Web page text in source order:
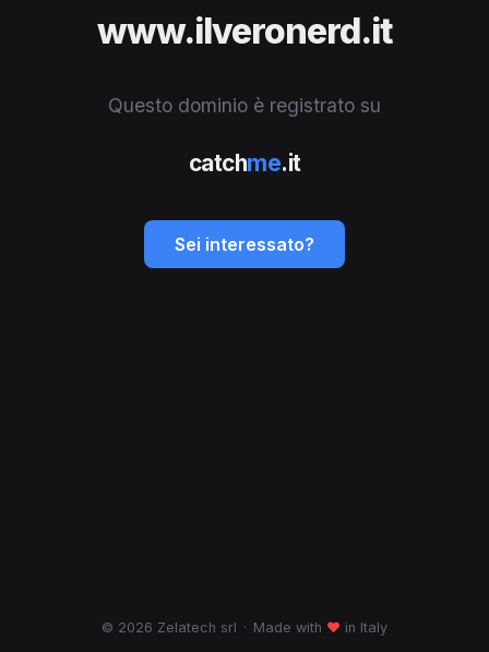
www.ilveronerd.it
Questo dominio è registrato su
catchme.it
Sei interessato?
© 2026 Zelatech srl · Made with ♥ in Italy